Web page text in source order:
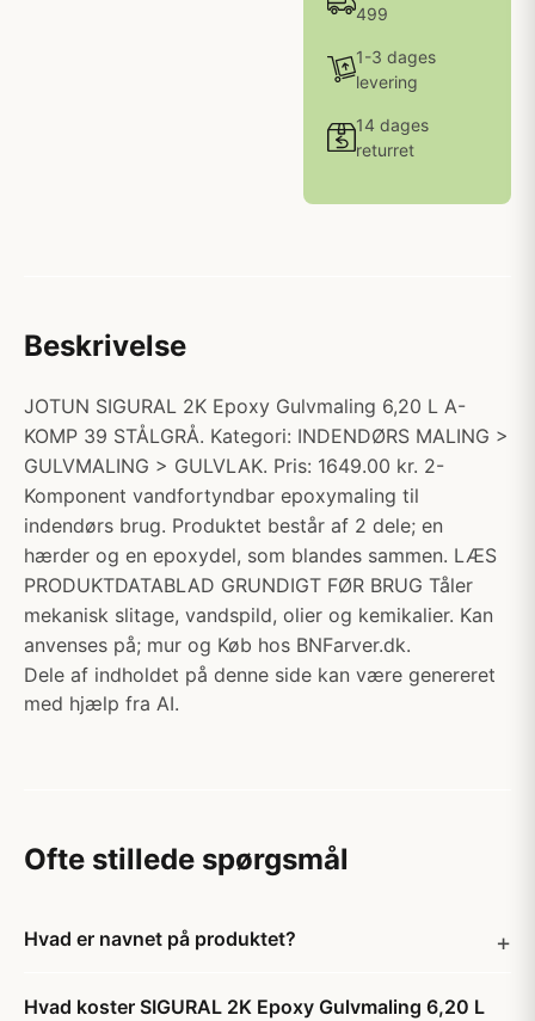
499
1-3 dages
levering
14 dages
returret
Beskrivelse
JOTUN SIGURAL 2K Epoxy Gulvmaling 6,20 L A-
KOMP 39 STÅLGRÅ. Kategori: INDENDØRS MALING >
GULVMALING > GULVLAK. Pris: 1649.00 kr. 2-
Komponent vandfortyndbar epoxymaling til
indendørs brug. Produktet består af 2 dele; en
hærder og en epoxydel, som blandes sammen. LÆS
PRODUKTDATABLAD GRUNDIGT FØR BRUG Tåler
mekanisk slitage, vandspild, olier og kemikalier. Kan
anvenses på; mur og Køb hos BNFarver.dk.
Dele af indholdet på denne side kan være genereret
med hjælp fra AI.
Ofte stillede spørgsmål
Hvad er navnet på produktet?
Hvad koster SIGURAL 2K Epoxy Gulvmaling 6,20 L